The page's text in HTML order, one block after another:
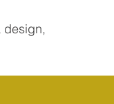
design,